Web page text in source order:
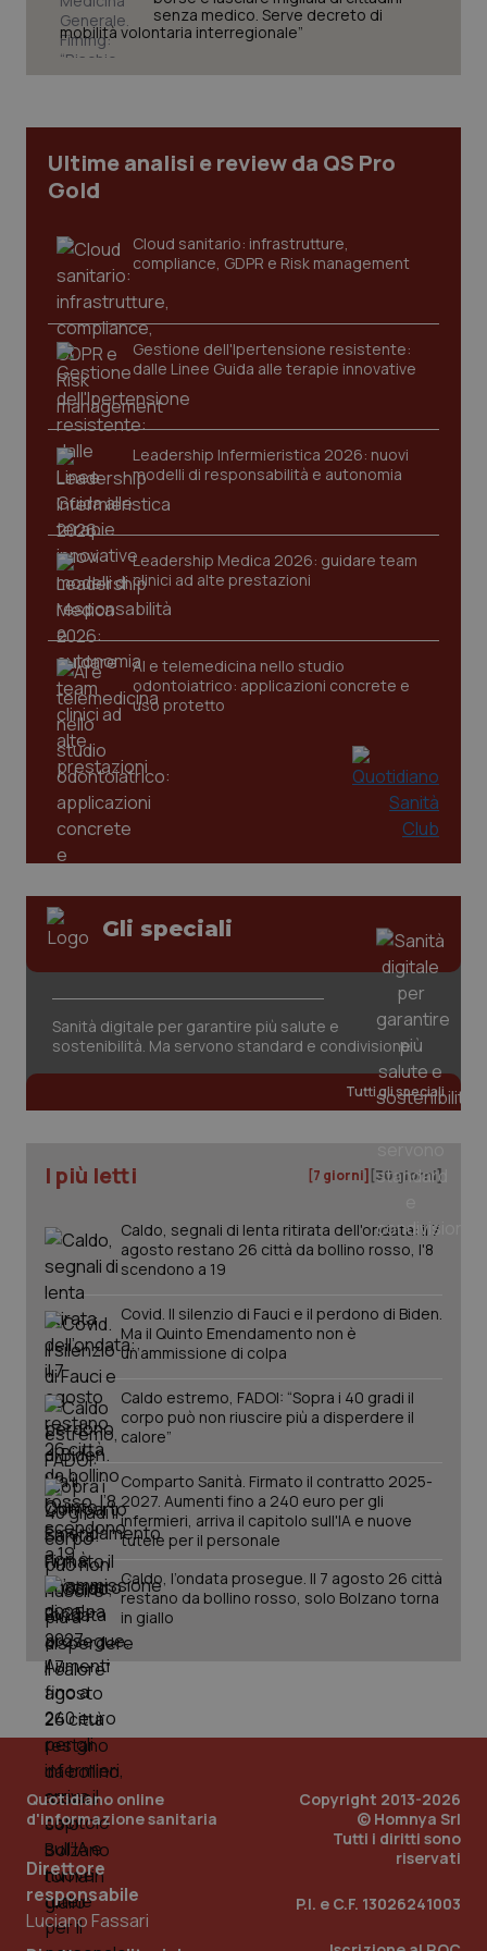
senza medico. Serve decreto di
mobilità volontaria interregionale”
Ultime analisi e review da QS Pro
Gold
Cloud sanitario: infrastrutture,
compliance, GDPR e Risk management
Gestione dell'Ipertensione resistente:
dalle Linee Guida alle terapie innovative
Leadership Infermieristica 2026: nuovi
modelli di responsabilità e autonomia
Leadership Medica 2026: guidare team
clinici ad alte prestazioni
AI e telemedicina nello studio
odontoiatrico: applicazioni concrete e
uso protetto
Gli speciali
Sanità digitale per garantire più salute e
sostenibilità. Ma servono standard e condivisione
Tutti gli speciali
I più letti [7 giorni] [30 giorni]
Caldo, segnali di lenta ritirata dell'ondata: il 7
agosto restano 26 città da bollino rosso, l'8
scendono a 19
Covid. Il silenzio di Fauci e il perdono di Biden.
Ma il Quinto Emendamento non è
un’ammissione di colpa
Caldo estremo, FADOI: “Sopra i 40 gradi il
corpo può non riuscire più a disperdere il
calore”
Comparto Sanità. Firmato il contratto 2025-
2027. Aumenti fino a 240 euro per gli
infermieri, arriva il capitolo sull'IA e nuove
tutele per il personale
Caldo, l’ondata prosegue. Il 7 agosto 26 città
restano da bollino rosso, solo Bolzano torna
in giallo
Quotidiano online
d'informazione sanitaria
Direttore
responsabile
Luciano Fassari
Copyright 2013-2026
© Homnya Srl
Tutti i diritti sono
riservati
P.I. e C.F. 13026241003
navigazione sulle pagine e l'accesso alle aree
funzionare correttamente senza questi cookie.
.youtube.com
CookieScriptConsent
CookieScript
tracking-enable
tracking-sites-ironfish-
www.quotidianosanita.it
Google LLC
.quotidianosanita.it
1
mese
PHPSESSID